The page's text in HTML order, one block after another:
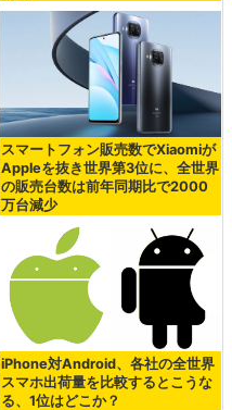
スマートフォン販売数でXiaomiが
Appleを抜き世界第3位に、全世界
の販売台数は前年同期比で2000
万台減少
iPhone対Android、各社の全世界
スマホ出荷量を比較するとこうな
る、1位はどこか？